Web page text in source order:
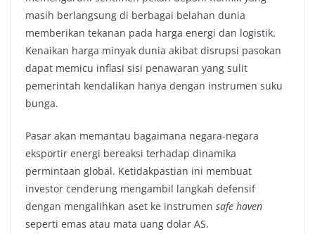
masih berlangsung di berbagai belahan dunia
memberikan tekanan pada harga energi dan logistik.
Kenaikan harga minyak dunia akibat disrupsi pasokan
dapat memicu inflasi sisi penawaran yang sulit
pemerintah kendalikan hanya dengan instrumen suku
bunga.
Pasar akan memantau bagaimana negara-negara
eksportir energi bereaksi terhadap dinamika
permintaan global. Ketidakpastian ini membuat
investor cenderung mengambil langkah defensif
dengan mengalihkan aset ke instrumen safe haven
seperti emas atau mata uang dolar AS.